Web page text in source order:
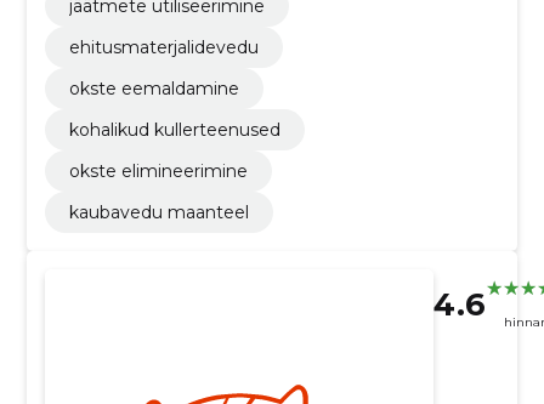
jäätmete utiliseerimine
ehitusmaterjalidevedu
okste eemaldamine
kohalikud kullerteenused
okste elimineerimine
kaubavedu maanteel
4.6